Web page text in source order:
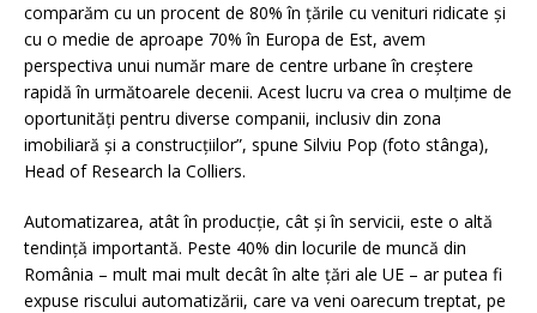
comparăm cu un procent de 80% în țările cu venituri ridicate și
cu o medie de aproape 70% în Europa de Est, avem
perspectiva unui număr mare de centre urbane în creștere
rapidă în următoarele decenii. Acest lucru va crea o mulțime de
oportunități pentru diverse companii, inclusiv din zona
imobiliară și a construcțiilor”, spune Silviu Pop (foto stânga),
Head of Research la Colliers.
Automatizarea, atât în ​​producție, cât și în servicii, este o altă
tendință importantă. Peste 40% din locurile de muncă din
România – mult mai mult decât în ​​alte țări ale UE – ar putea fi
expuse riscului automatizării, care va veni oarecum treptat, pe